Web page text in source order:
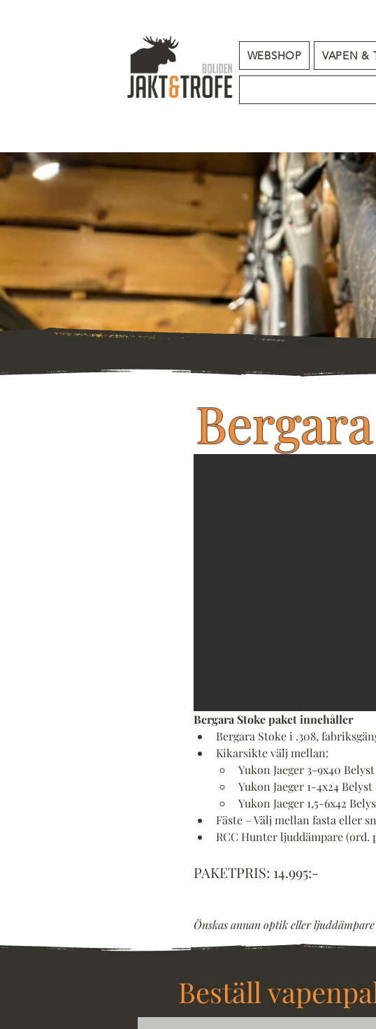
WEBSHOP VAPEN &
Bergara Stoke paket innehåller
Bergara Stoke i .308,
Kikarsikte välj mellan:
Yukon Jaeger 3-9x40
Yukon Jaeger 1-4x24
Yukon Jaeger 1,5-6x42
Fäste – Välj mellan fasta eller
RCC Hunter ljuddämpare (ord.
PAKETPRIS: 14.995:-
Önskas annan optik eller
Beställ